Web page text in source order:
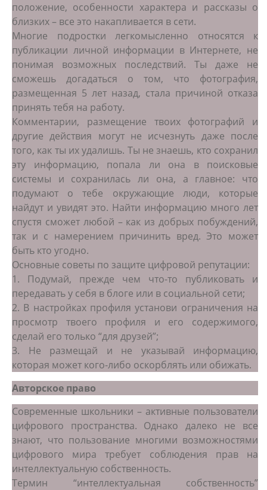
положение, особенности характера и рассказы о
близких – все это накапливается в сети.
Многие подростки легкомысленно относятся к
публикации личной информации в Интернете, не
понимая возможных последствий. Ты даже не
сможешь догадаться о том, что фотография,
размещенная 5 лет назад, стала причиной отказа
принять тебя на работу.
Комментарии, размещение твоих фотографий и
другие действия могут не исчезнуть даже после
того, как ты их удалишь. Ты не знаешь, кто сохранил
эту информацию, попала ли она в поисковые
системы и сохранилась ли она, а главное: что
подумают о тебе окружающие люди, которые
найдут и увидят это. Найти информацию много лет
спустя сможет любой – как из добрых побуждений,
так и с намерением причинить вред. Это может
быть кто угодно.
Основные советы по защите цифровой репутации:
1. Подумай, прежде чем что-то публиковать и
передавать у себя в блоге или в социальной сети;
2. В настройках профиля установи ограничения на
просмотр твоего профиля и его содержимого,
сделай его только “для друзей”;
3. Не размещай и не указывай информацию,
которая может кого-либо оскорблять или обижать.
Авторское право
Современные школьники – активные пользователи
цифрового пространства. Однако далеко не все
знают, что пользование многими возможностями
цифрового мира требует соблюдения прав на
интеллектуальную собственность.
Термин “интеллектуальная собственность”